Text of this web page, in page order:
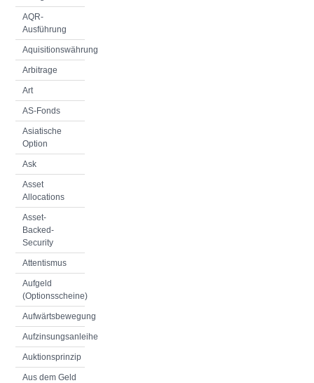
AQR-
Ausführung
Aquisitionswährung
Arbitrage
Art
AS-Fonds
Asiatische
Option
Ask
Asset
Allocations
Asset-
Backed-
Security
Attentismus
Aufgeld
(Optionsscheine)
Aufwärtsbewegung
Aufzinsungsanleihe
Auktionsprinzip
Aus dem Geld